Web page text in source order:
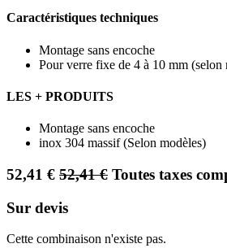
Caractéristiques techniques
Montage sans encoche
Pour verre fixe de 4 à 10 mm (selon
LES + PRODUITS
Montage sans encoche
inox 304 massif (Selon modèles)
52,41 € 52,41€ Toutes taxes
Sur devis
Cette combinaison n'existe pas.